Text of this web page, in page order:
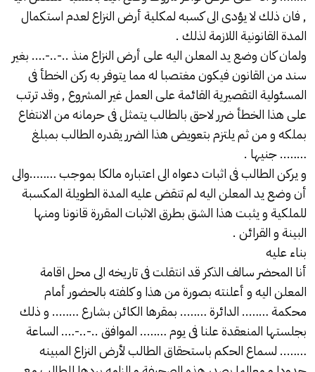
, فان ذلك لا يؤدى الى كسبه لمكلية أرض النزاع لعدم استكمال
المدة القانونية اللازمة لذلك .
ولمان كان وضع يد المعلن اليه على أرض النزاع منذ ..-..-…. بغير
سند من القانون فيكون مغتصبا له مما يتوفر به ركن الخطأ فى
المسئولية التقصيرية القائمة على العمل غير المشروع , وقد ترتب
على هذا الخطأ ضرر لاحق بالطالب يتمثل فى حرمانه من الانتفاع
بملكه و من ثم يلتزم بتعويض هذا الضرر يقدره الطالب بمبلغ
…….. جنيها .
و يركن الطالب فى اثبات دعواه الى اعتباره مالكا بموجب ……..والى
أن وضع يد المعلن اليه لم تنقض عليه المدة الطويلة المكسبة
للملكية و يثبت هذا الشق بطرق الاثبات المقررة قانونا ومنها
البينة و القرائن .
بناء عليه
أنا المحضر سالف الذكر قد انتقلت فى تاريخه الى محل اقامة
المعلن اليه و أعلنته بصورة من هذا و كلفته بالحضور أمام
محكمة …….. الدائرة …….. بمقرها الكائن بشارع …….. و ذلك
بجلستها المنعقدة علنا فى يوم …….. الموافق ..-..-…. الساعة
…….. لسماع الحكم باستحقاق الطالب لأرض النزاع المبينه